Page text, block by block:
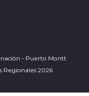
- Puerto Montt
Regionales 2026